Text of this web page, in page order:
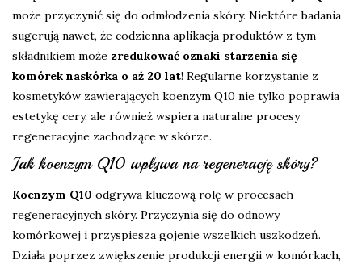
może przyczynić się do odmłodzenia skóry. Niektóre badania
sugerują nawet, że codzienna aplikacja produktów z tym
składnikiem może zredukować oznaki starzenia się
komórek naskórka o aż 20 lat! Regularne korzystanie z
kosmetyków zawierających koenzym Q10 nie tylko poprawia
estetykę cery, ale również wspiera naturalne procesy
regeneracyjne zachodzące w skórze.
Jak koenzym Q10 wpływa na regenerację skóry?
Koenzym Q10 odgrywa kluczową rolę w procesach
regeneracyjnych skóry. Przyczynia się do odnowy
komórkowej i przyspiesza gojenie wszelkich uszkodzeń.
Działa poprzez zwiększenie produkcji energii w komórkach,